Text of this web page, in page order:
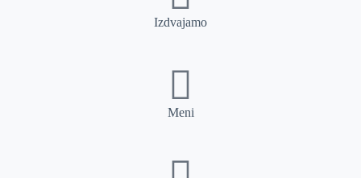
Izdvajamo
Meni